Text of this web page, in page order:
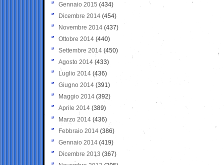
Gennaio 2015 (434)
Dicembre 2014 (454)
Novembre 2014 (437)
Ottobre 2014 (440)
Settembre 2014 (450)
Agosto 2014 (433)
Luglio 2014 (436)
Giugno 2014 (391)
Maggio 2014 (392)
Aprile 2014 (389)
Marzo 2014 (436)
Febbraio 2014 (386)
Gennaio 2014 (419)
Dicembre 2013 (367)